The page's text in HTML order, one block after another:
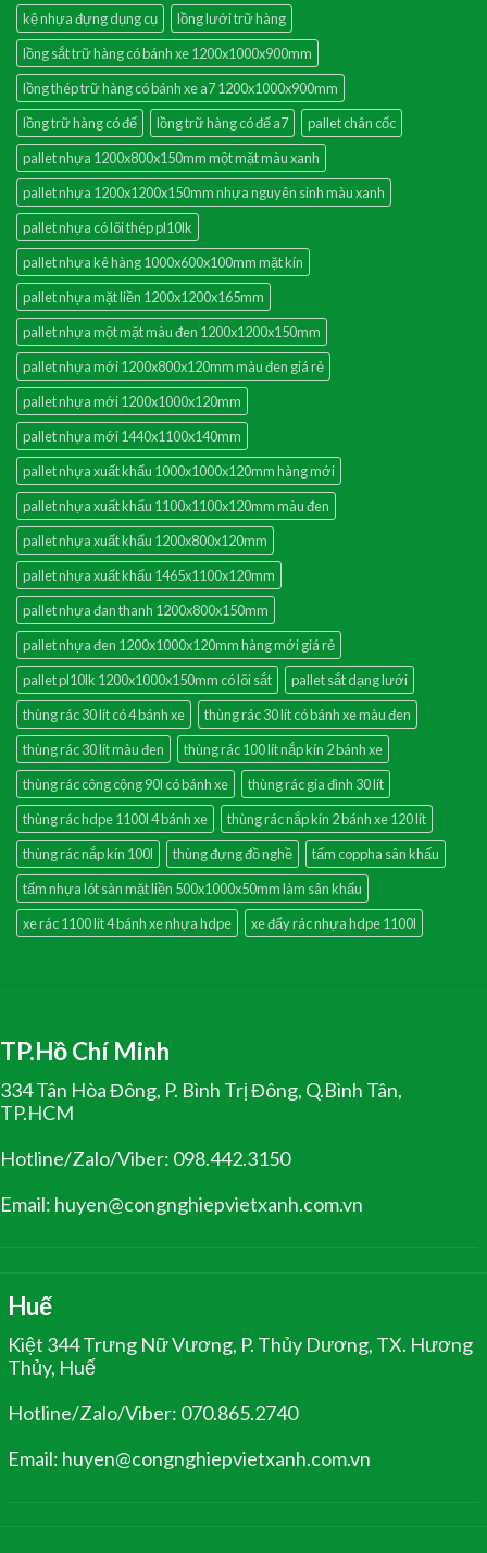
kệ nhựa đựng dụng cụ
lồng lưới trữ hàng
lồng sắt trữ hàng có bánh xe 1200x1000x900mm
lồng thép trữ hàng có bánh xe a7 1200x1000x900mm
lồng trữ hàng có đế
lồng trữ hàng có đế a7
pallet chân cốc
pallet nhựa 1200x800x150mm một mặt màu xanh
pallet nhựa 1200x1200x150mm nhựa nguyên sinh màu xanh
pallet nhựa có lõi thép pl10lk
pallet nhựa kê hàng 1000x600x100mm mặt kín
pallet nhựa mặt liền 1200x1200x165mm
pallet nhựa một mặt màu đen 1200x1200x150mm
pallet nhựa mới 1200x800x120mm màu đen giá rẻ
pallet nhựa mới 1200x1000x120mm
pallet nhựa mới 1440x1100x140mm
pallet nhựa xuất khẩu 1000x1000x120mm hàng mới
pallet nhựa xuất khẩu 1100x1100x120mm màu đen
pallet nhựa xuất khẩu 1200x800x120mm
pallet nhựa xuất khẩu 1465x1100x120mm
pallet nhựa đan thanh 1200x800x150mm
pallet nhựa đen 1200x1000x120mm hàng mới giá rẻ
pallet pl10lk 1200x1000x150mm có lõi sắt
pallet sắt dạng lưới
thùng rác 30 lít có 4 bánh xe
thùng rác 30 lít có bánh xe màu đen
thùng rác 30 lít màu đen
thùng rác 100 lít nắp kín 2 bánh xe
thùng rác công cộng 90l có bánh xe
thùng rác gia đình 30 lít
thùng rác hdpe 1100l 4 bánh xe
thùng rác nắp kín 2 bánh xe 120 lít
thùng rác nắp kín 100l
thùng đựng đồ nghề
tấm coppha sân khấu
tấm nhựa lót sàn mặt liền 500x1000x50mm làm sân khấu
xe rác 1100 lít 4 bánh xe nhựa hdpe
xe đẩy rác nhựa hdpe 1100l
TP.Hồ Chí Minh
334 Tân Hòa Đông, P. Bình Trị Đông, Q.Bình Tân,
TP.HCM
Hotline/Zalo/Viber: 098.442.3150
Email: huyen@congnghiepvietxanh.com.vn
Huế
Kiệt 344 Trưng Nữ Vương, P. Thủy Dương, TX. Hương
Thủy, Huế
Hotline/Zalo/Viber: 070.865.2740
Email: huyen@congnghiepvietxanh.com.vn